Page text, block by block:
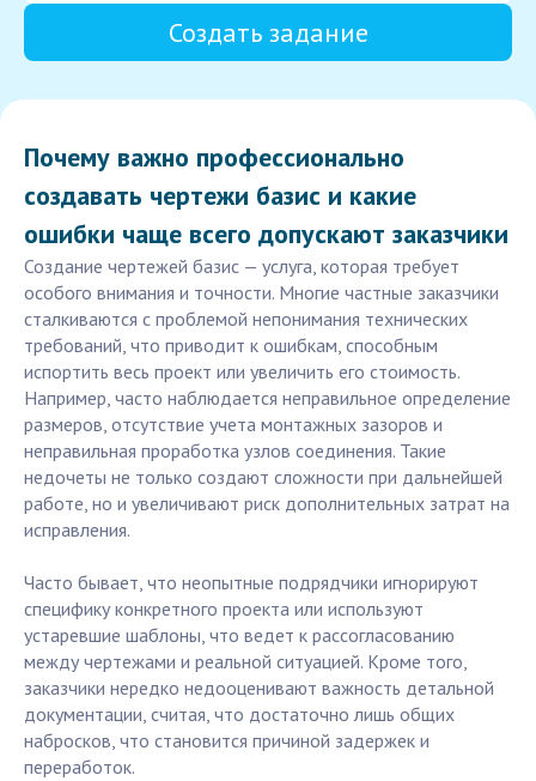
Создать задание
Почему важно профессионально
создавать чертежи базис и какие
ошибки чаще всего допускают заказчики
Создание чертежей базис — услуга, которая требует
особого внимания и точности. Многие частные заказчики
сталкиваются с проблемой непонимания технических
требований, что приводит к ошибкам, способным
испортить весь проект или увеличить его стоимость.
Например, часто наблюдается неправильное определение
размеров, отсутствие учета монтажных зазоров и
неправильная проработка узлов соединения. Такие
недочеты не только создают сложности при дальнейшей
работе, но и увеличивают риск дополнительных затрат на
исправления.
Часто бывает, что неопытные подрядчики игнорируют
специфику конкретного проекта или используют
устаревшие шаблоны, что ведет к рассогласованию
между чертежами и реальной ситуацией. Кроме того,
заказчики нередко недооценивают важность детальной
документации, считая, что достаточно лишь общих
набросков, что становится причиной задержек и
переработок.